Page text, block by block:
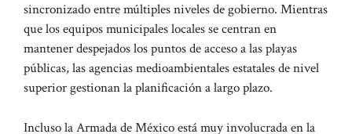
sincronizado entre múltiples niveles de gobierno. Mientras
que los equipos municipales locales se centran en
mantener despejados los puntos de acceso a las playas
públicas, las agencias medioambientales estatales de nivel
superior gestionan la planificación a largo plazo.
Incluso la Armada de México está muy involucrada en la